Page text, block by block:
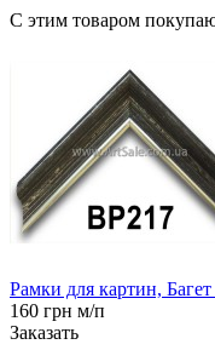
С этим товаром
Рамки для картин,
160 грн м/п
Заказать